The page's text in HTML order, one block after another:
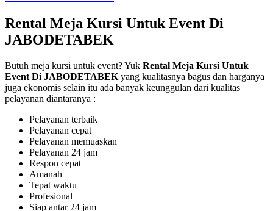
Rental Meja Kursi Untuk Event Di
JABODETABEK
Butuh meja kursi untuk event? Yuk Rental Meja Kursi Untuk
Event Di JABODETABEK yang kualitasnya bagus dan harganya
juga ekonomis selain itu ada banyak keunggulan dari kualitas
pelayanan diantaranya :
Pelayanan terbaik
Pelayanan cepat
Pelayanan memuaskan
Pelayanan 24 jam
Respon cepat
Amanah
Tepat waktu
Profesional
Siap antar 24 jam